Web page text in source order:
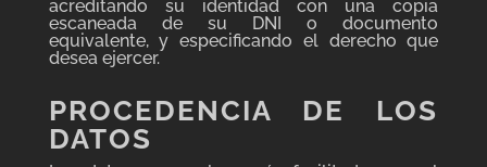
acreditando su identidad con una copia
escaneada de su DNI o documento
equivalente, y especificando el derecho que
desea ejercer.
PROCEDENCIA DE LOS
DATOS